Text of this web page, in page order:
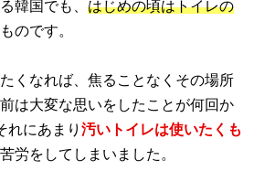
韓国でも、 はじめの頃はトイレの
ものです。
くなれば、焦ることなくその場所
は大変な思いをしたことが何回か
にあまり 汚いトイレは使いたくも
労をしてしまいました。